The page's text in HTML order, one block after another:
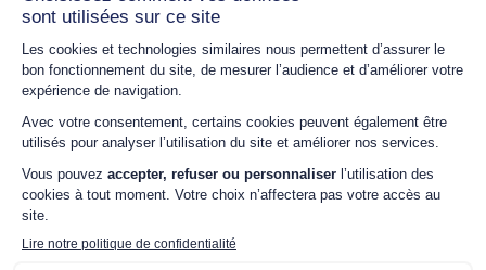
03400 YZEURE
lexpertfenetre-atf@orange.fr
HORAIRES
Du lundi au samedi SUR RDV
NOUS SUIVRE